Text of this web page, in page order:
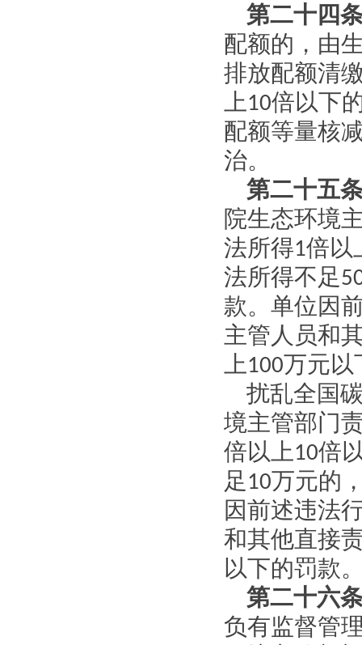
第二十四
配额的，由
排放配额清
上10倍以下
配额等量核
治。
第二十五
院生态环境
法所得1倍以
法所得不足
款。单位因
主管人员和
上100万元以
扰乱全国
境主管部门
倍以上10倍
足10万元的
因前述违法
和其他直接
以下的罚款
第二十六
负有监督管